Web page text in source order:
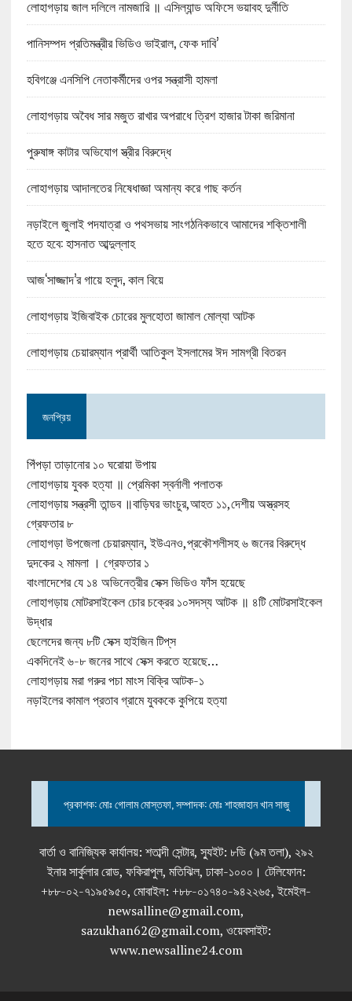
লোহাগড়ায় জাল দলিলে নামজারি ॥ এসিল্যান্ড অফিসে ভয়াবহ দুর্নীতি
পানিসম্পদ প্রতিমন্ত্রীর ভিডিও ভাইরাল, ফেক দাবি’
হবিগঞ্জে এনসিপি নেতাকর্মীদের ওপর সন্ত্রাসী হামলা
লোহাগড়ায় অবৈধ সার মজুত রাখার অপরাধে ত্রিশ হাজার টাকা জরিমানা
পুরুষাঙ্গ কাটার অভিযোগ স্ত্রীর বিরুদ্ধে
লোহাগড়ায় আদালতের নিষেধাজ্ঞা অমান্য করে গাছ কর্তন
নড়াইলে জুলাই পদযাত্রা ও পথসভায় সাংগঠনিকভাবে আমাদের শক্তিশালী
হতে হবে: হাসনাত আব্দুল্লাহ
আজ‘সাজ্জাদ’র গায়ে হলুদ, কাল বিয়ে
লোহাগড়ায় ইজিবাইক চোরের মুলহোতা জামাল মোল্যা আটক
লোহাগড়ায় চেয়ারম্যান প্রার্থী আতিকুল ইসলামের ঈদ সামগ্রী বিতরন
জনপ্রিয়
পিঁপড়া তাড়ানোর ১০ ঘরোয়া উপায়
লোহাগড়ায় যুবক হত্যা ॥ প্রেমিকা স্বর্নালী পলাতক
লোহাগড়ায় সন্ত্রসী তান্ডব ॥বাড়িঘর ভাংচুর,আহত ১১,দেশীয় অস্ত্রসহ
গ্রেফতার ৮
লোহাগড়া উপজেলা চেয়ারম্যান, ইউএনও,প্রকৌশলীসহ ৬ জনের বিরুদ্ধে
দুদকের ২ মামলা । গ্রেফতার ১
বাংলাদেশের যে ১৪ অভিনেত্রীর সেক্স ভিডিও ফাঁস হয়েছে
লোহাগড়ায় মোটরসাইকেল চোর চক্রের ১০সদস্য আটক ॥ ৪টি মোটরসাইকেল
উদ্ধার
ছেলেদের জন্য ৮টি সেক্স হাইজিন টিপ্‌স
একদিনেই ৬-৮ জনের সাথে সেক্স করতে হয়েছে…
লোহাগড়ায় মরা গরুর পচা মাংস বিক্রি আটক-১
নড়াইলের কামাল প্রতাব গ্রামে যুবককে কুপিয়ে হত্যা
প্রকাশক: মোঃ গোলাম মোস্তফা, সম্পাদক: মোঃ শাহজাহান খান সাজু
বার্তা ও বানিজ্যিক কার্যালয়: শতাব্দী সেন্টার, স্যুইট: ৮ডি (৯ম তলা), ২৯২
ইনার সার্কুলার রোড, ফকিরাপুল, মতিঝিল, ঢাকা-১০০০। টেলিফোন:
+৮৮-০২-৭১৯৫৯৫০, মোবাইল: +৮৮-০১৭৪০-৯৪২২৬৫, ইমেইল-
newsalline@gmail.com,
sazukhan62@gmail.com, ওয়েবসাইট:
www.newsalline24.com